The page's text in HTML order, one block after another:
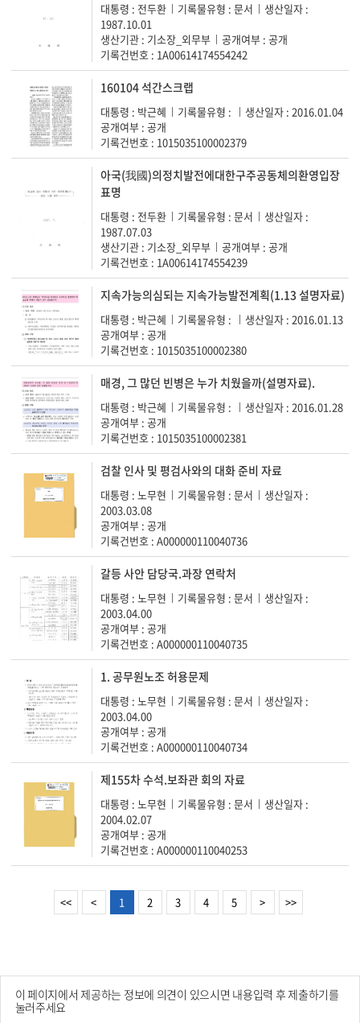
대통령 : 전두환 기록물유형 : 문서
생산일자 :
1987.10.01
생산기관 : 기소장_외무부
공개여부 : 공개
기록건번호 : 1A00614174554242
160104 석간스크랩
대통령 : 박근혜 기록물유형 :
생산일자 : 2016.01.04
공개여부 : 공개
기록건번호 : 1015035100002379
아국(我國)의정치발전에대한구주공동체의환영입장
표명
대통령 : 전두환 기록물유형 : 문서
생산일자 :
1987.07.03
생산기관 : 기소장_외무부
공개여부 : 공개
기록건번호 : 1A00614174554239
지속가능의심되는 지속가능발전계획(1.13 설명자료)
대통령 : 박근혜 기록물유형 :
생산일자 : 2016.01.13
공개여부 : 공개
기록건번호 : 1015035100002380
매경, 그 많던 빈병은 누가 치웠을까(설명자료).
대통령 : 박근혜 기록물유형 :
생산일자 : 2016.01.28
공개여부 : 공개
기록건번호 : 1015035100002381
검찰 인사 및 평검사와의 대화 준비 자료
대통령 : 노무현 기록물유형 : 문서
생산일자 :
2003.03.08
공개여부 : 공개
기록건번호 : A000000110040736
갈등 사안 담당국.과장 연락처
대통령 : 노무현 기록물유형 : 문서
생산일자 :
2003.04.00
공개여부 : 공개
기록건번호 : A000000110040735
1. 공무원노조 허용문제
대통령 : 노무현 기록물유형 : 문서
생산일자 :
2003.04.00
공개여부 : 공개
기록건번호 : A000000110040734
제155차 수석.보좌관 회의 자료
대통령 : 노무현 기록물유형 : 문서
생산일자 :
2004.02.07
공개여부 : 공개
기록건번호 : A000000110040253
<< < 1 2 3 4 5 > >>
이 페이지에서 제공하는 정보에 의견이 있으시면 내용입력 후 제출하기를
눌러주세요